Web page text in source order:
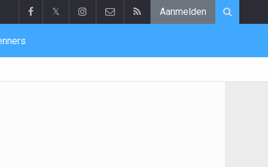
𝕏 Aanmelden